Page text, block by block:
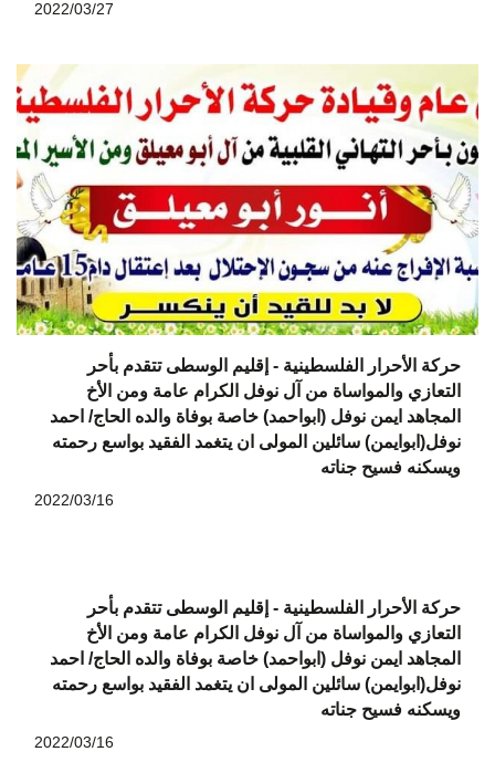
حركة الأحرار الفلسطينية - إقليم الوسطى تتقدم بأحر
التعازي والمواساة من آل نوفل الكرام عامة ومن الأخ
المجاهد ايمن نوفل (ابواحمد) خاصة بوفاة والده الحاج/ احمد
نوفل(ابوايمن) سائلين المولى ان يتغمد الفقيد بواسع رحمته
ويسكنه فسيح جناته
حركة الأحرار الفلسطينية - إقليم الوسطى تتقدم بأحر
التعازي والمواساة من آل نوفل الكرام عامة ومن الأخ
المجاهد ايمن نوفل (ابواحمد) خاصة بوفاة والده الحاج/ احمد
نوفل(ابوايمن) سائلين المولى ان يتغمد الفقيد بواسع رحمته
ويسكنه فسيح جناته